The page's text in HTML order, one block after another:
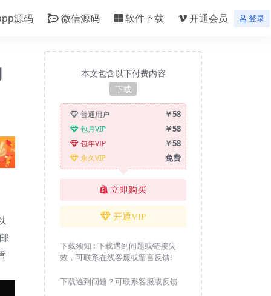
源码 微信源码 软件下载 开通会员 登录
本文包含以下付费内容
下载
普通用户 ￥58
包月VIP ￥58
包年VIP ￥58
永久VIP 免费
立即购买
开通VIP
下载须知 : 下载遇到问题或链接失
效，可联系在线客服或留言反馈!
下载遇到问题？可联系客服或反馈